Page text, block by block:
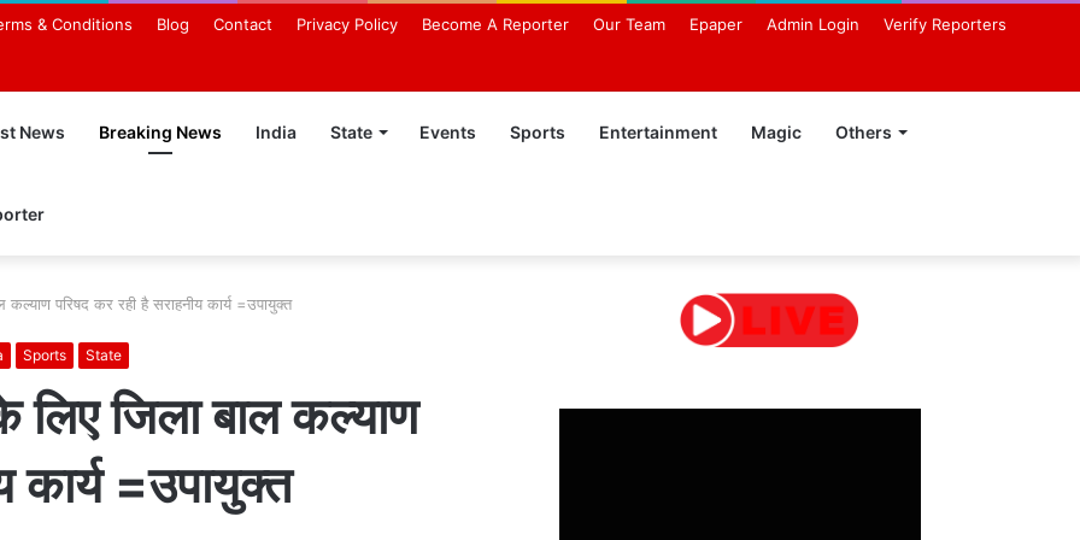
& Conditions Blog Contact Privacy Policy Become A Reporter Our Team Epaper Admin Login Verify Reporters
News Breaking News India State Events Sports Entertainment Magic Others
कल्याण परिषद कर रही है सराहनीय कार्य =उपायुक्त
Sports State
लिए जिला बाल कल्याण
कार्य =उपायुक्त